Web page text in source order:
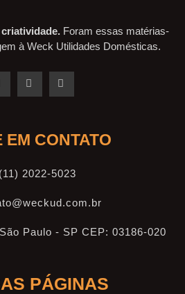
Foram essas matérias-
à Weck Utilidades Domésticas.
EM CONTATO
(11) 2022-5023
Paulo - SP CEP: 03186-020
PÁGINAS